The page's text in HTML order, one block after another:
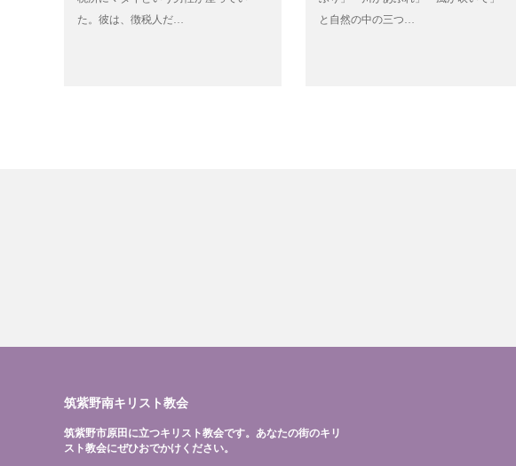
た。彼は、徴税人だ…
と自然の中の三つ…
筑紫野南キリスト教会
筑紫野市原田に立つキリスト教会です。あなたの街のキリ
スト教会にぜひおでかけください。